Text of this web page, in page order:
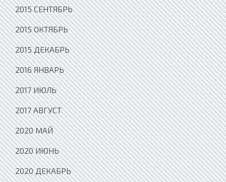
2015 СЕНТЯБРЬ
2015 ОКТЯБРЬ
2015 ДЕКАБРЬ
2016 ЯНВАРЬ
2017 ИЮЛЬ
2017 АВГУСТ
2020 МАЙ
2020 ИЮНЬ
2020 ДЕКАБРЬ